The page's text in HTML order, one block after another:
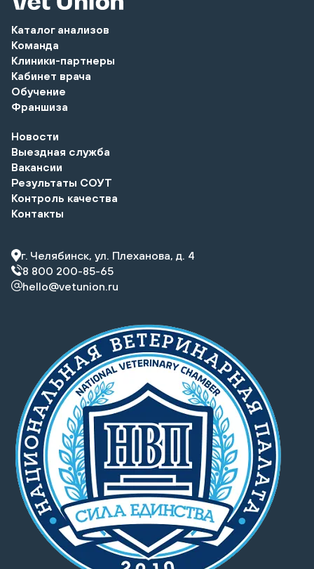
Каталог анализов
Команда
Клиники-партнеры
Кабинет врача
Обучение
Франшиза
Новости
Выездная служба
Вакансии
Результаты СОУТ
Контроль качества
Контакты
г. Челябинск, ул. Плеханова, д. 4
8 800 200-85-65
hello@vetunion.ru